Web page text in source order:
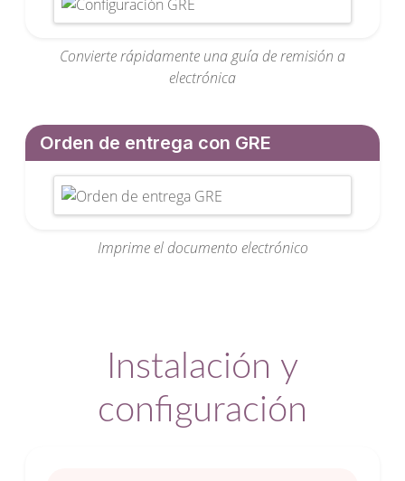
Convierte rápidamente una guía de remisión a
electrónica
Orden de entrega con GRE
Imprime el documento electrónico
Instalación y
configuración